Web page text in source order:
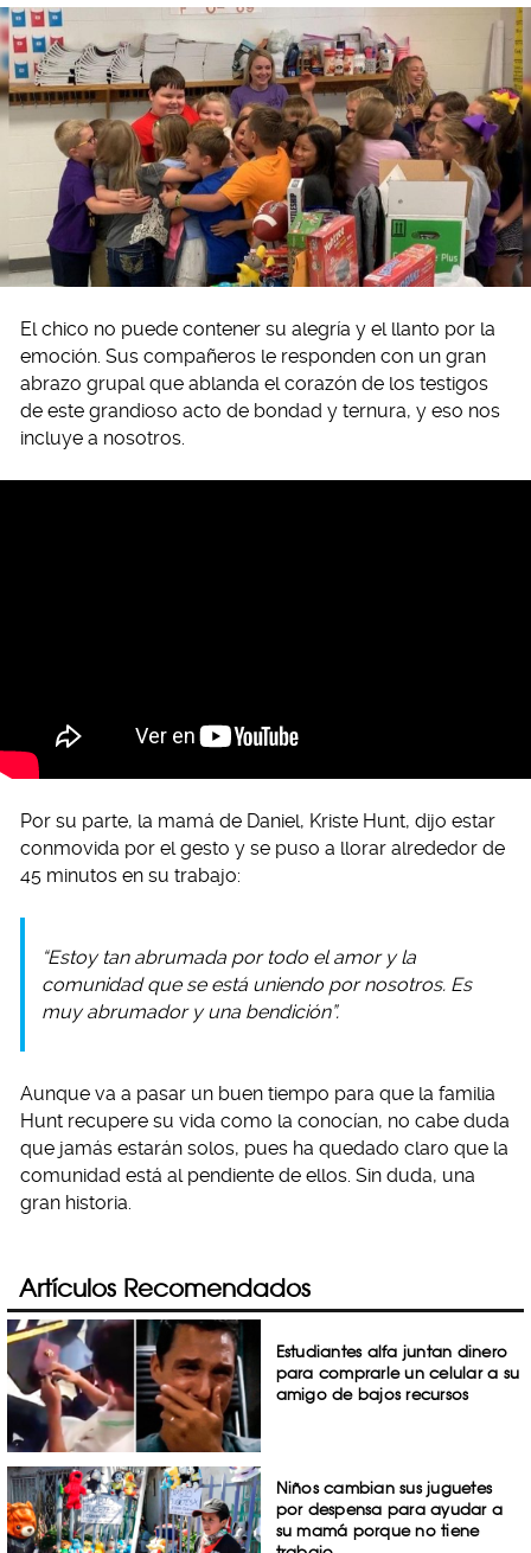
El chico no puede contener su alegría y el llanto por la
emoción. Sus compañeros le responden con un gran
abrazo grupal que ablanda el corazón de los testigos
de este grandioso acto de bondad y ternura, y eso nos
incluye a nosotros.
Por su parte, la mamá de Daniel, Kriste Hunt, dijo estar
conmovida por el gesto y se puso a llorar alrededor de
45 minutos en su trabajo:
“Estoy tan abrumada por todo el amor y la
comunidad que se está uniendo por nosotros. Es
muy abrumador y una bendición”.
Aunque va a pasar un buen tiempo para que la familia
Hunt recupere su vida como la conocían, no cabe duda
que jamás estarán solos, pues ha quedado claro que la
comunidad está al pendiente de ellos. Sin duda, una
gran historia.
Artículos Recomendados
Estudiantes alfa juntan dinero
para comprarle un celular a su
amigo de bajos recursos
Niños cambian sus juguetes
por despensa para ayudar a
su mamá porque no tiene